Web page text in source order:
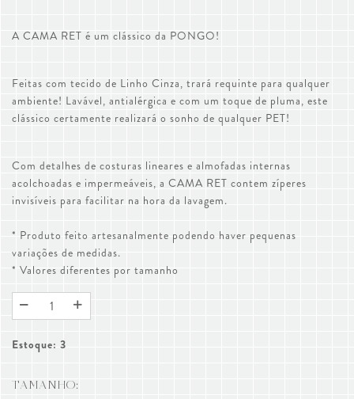
A CAMA RET é um clássico da PONGO!
Feitas com tecido de Linho Cinza, trará requinte para qualquer
ambiente! Lavável, antialérgica e com um toque de pluma, este
clássico certamente realizará o sonho de qualquer PET!
Com detalhes de costuras lineares e almofadas internas
acolchoadas e impermeáveis, a CAMA RET contem zíperes
invisíveis para facilitar na hora da lavagem.
* Produto feito artesanalmente podendo haver pequenas
variações de medidas.
* Valores diferentes por tamanho
Estoque: 3
TAMANHO: